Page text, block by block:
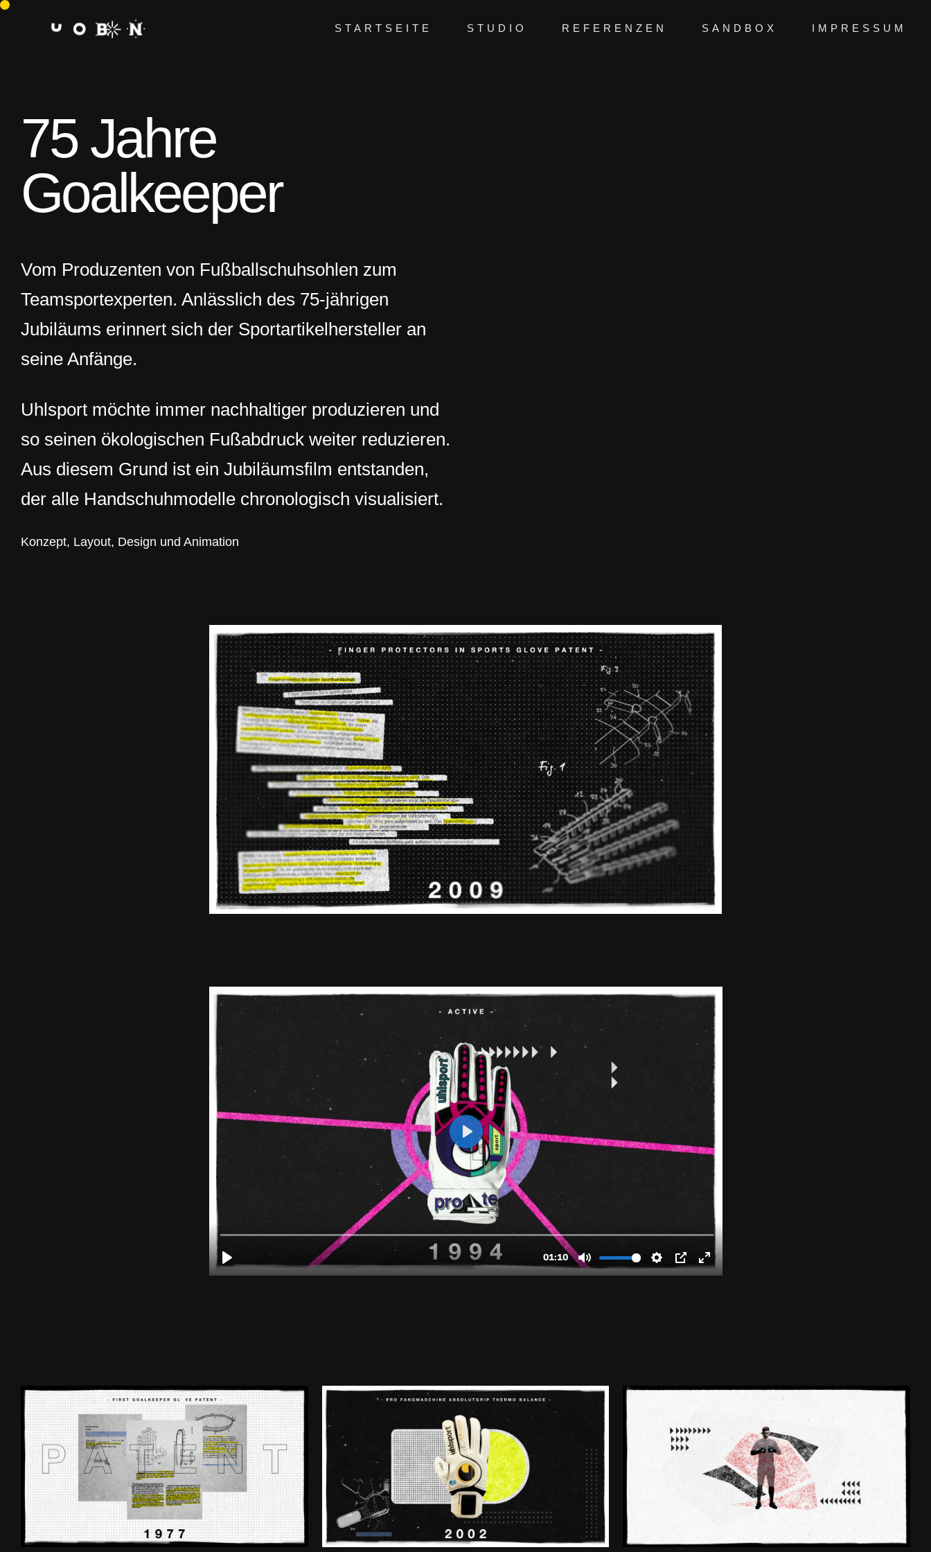
STARTSEITE STUDIO REFERENZEN SANDBOX IMPRESSUM
75 Jahre
Goalkeeper
Vom Produzenten von Fußballschuhsohlen zum
Teamsportexperten. Anlässlich des 75-jährigen
Jubiläums erinnert sich der Sportartikelhersteller an
seine Anfänge.
Uhlsport möchte immer nachhaltiger produzieren und
so seinen ökologischen Fußabdruck weiter reduzieren.
Aus diesem Grund ist ein Jubiläumsfilm entstanden,
der alle Handschuhmodelle chronologisch visualisiert.
Konzept, Layout, Design und Animation